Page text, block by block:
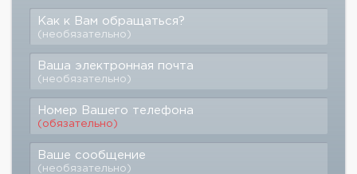
Как к Вам обращаться?
(необязательно)
Ваша электронная почта
(необязательно)
Номер Вашего телефона
(обязательно)
Ваше сообщение
(необязательно)